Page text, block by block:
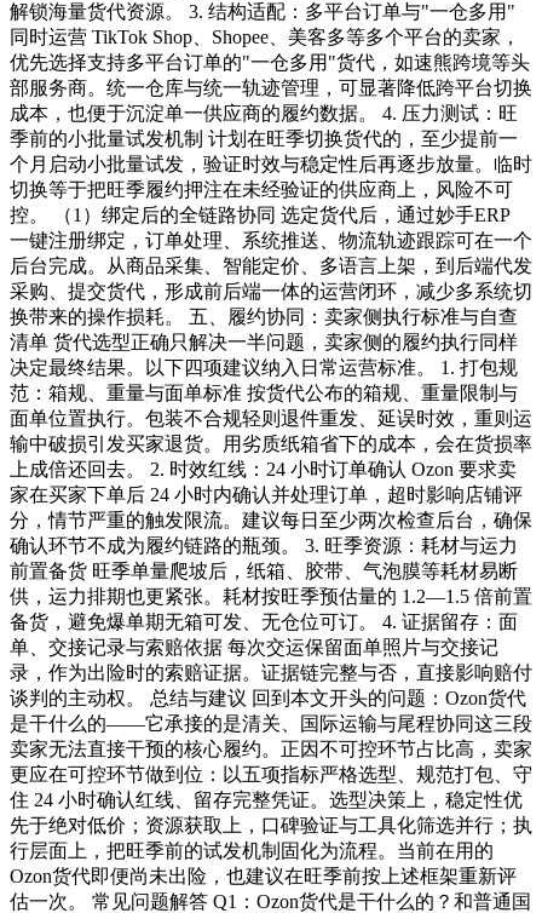
解锁海量货代资源。 3. 结构适配：多平台订单与"一仓多用"
同时运营 TikTok Shop、Shopee、美客多等多个平台的卖家，
优先选择支持多平台订单的"一仓多用"货代，如速熊跨境等头
部服务商。统一仓库与统一轨迹管理，可显著降低跨平台切换
成本，也便于沉淀单一供应商的履约数据。 4. 压力测试：旺
季前的小批量试发机制 计划在旺季切换货代的，至少提前一
个月启动小批量试发，验证时效与稳定性后再逐步放量。临时
切换等于把旺季履约押注在未经验证的供应商上，风险不可
控。 （1）绑定后的全链路协同 选定货代后，通过妙手ERP
一键注册绑定，订单处理、系统推送、物流轨迹跟踪可在一个
后台完成。从商品采集、智能定价、多语言上架，到后端代发
采购、提交货代，形成前后端一体的运营闭环，减少多系统切
换带来的操作损耗。 五、履约协同：卖家侧执行标准与自查
清单 货代选型正确只解决一半问题，卖家侧的履约执行同样
决定最终结果。以下四项建议纳入日常运营标准。 1. 打包规
范：箱规、重量与面单标准 按货代公布的箱规、重量限制与
面单位置执行。包装不合规轻则退件重发、延误时效，重则运
输中破损引发买家退货。用劣质纸箱省下的成本，会在货损率
上成倍还回去。 2. 时效红线：24 小时订单确认 Ozon 要求卖
家在买家下单后 24 小时内确认并处理订单，超时影响店铺评
分，情节严重的触发限流。建议每日至少两次检查后台，确保
确认环节不成为履约链路的瓶颈。 3. 旺季资源：耗材与运力
前置备货 旺季单量爬坡后，纸箱、胶带、气泡膜等耗材易断
供，运力排期也更紧张。耗材按旺季预估量的 1.2—1.5 倍前置
备货，避免爆单期无箱可发、无仓位可订。 4. 证据留存：面
单、交接记录与索赔依据 每次交运保留面单照片与交接记
录，作为出险时的索赔证据。证据链完整与否，直接影响赔付
谈判的主动权。 总结与建议 回到本文开头的问题：Ozon货代
是干什么的——它承接的是清关、国际运输与尾程协同这三段
卖家无法直接干预的核心履约。正因不可控环节占比高，卖家
更应在可控环节做到位：以五项指标严格选型、规范打包、守
住 24 小时确认红线、留存完整凭证。选型决策上，稳定性优
先于绝对低价；资源获取上，口碑验证与工具化筛选并行；执
行层面上，把旺季前的试发机制固化为流程。当前在用的
Ozon货代即便尚未出险，也建议在旺季前按上述框架重新评
估一次。 常见问题解答 Q1：Ozon货代是干什么的？和普通国